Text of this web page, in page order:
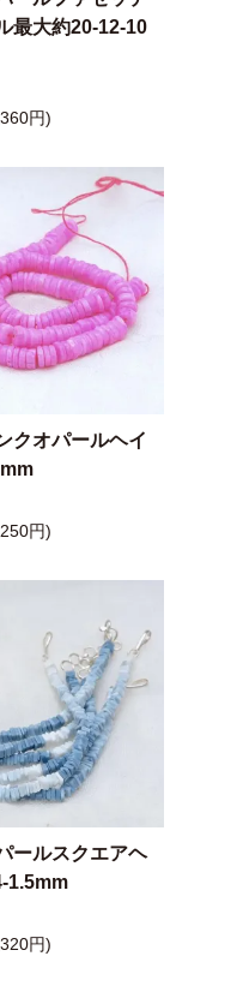
最大約20-12-10
円)
クオパールヘイ
円)
ールスクエアヘ
1.5mm
円)